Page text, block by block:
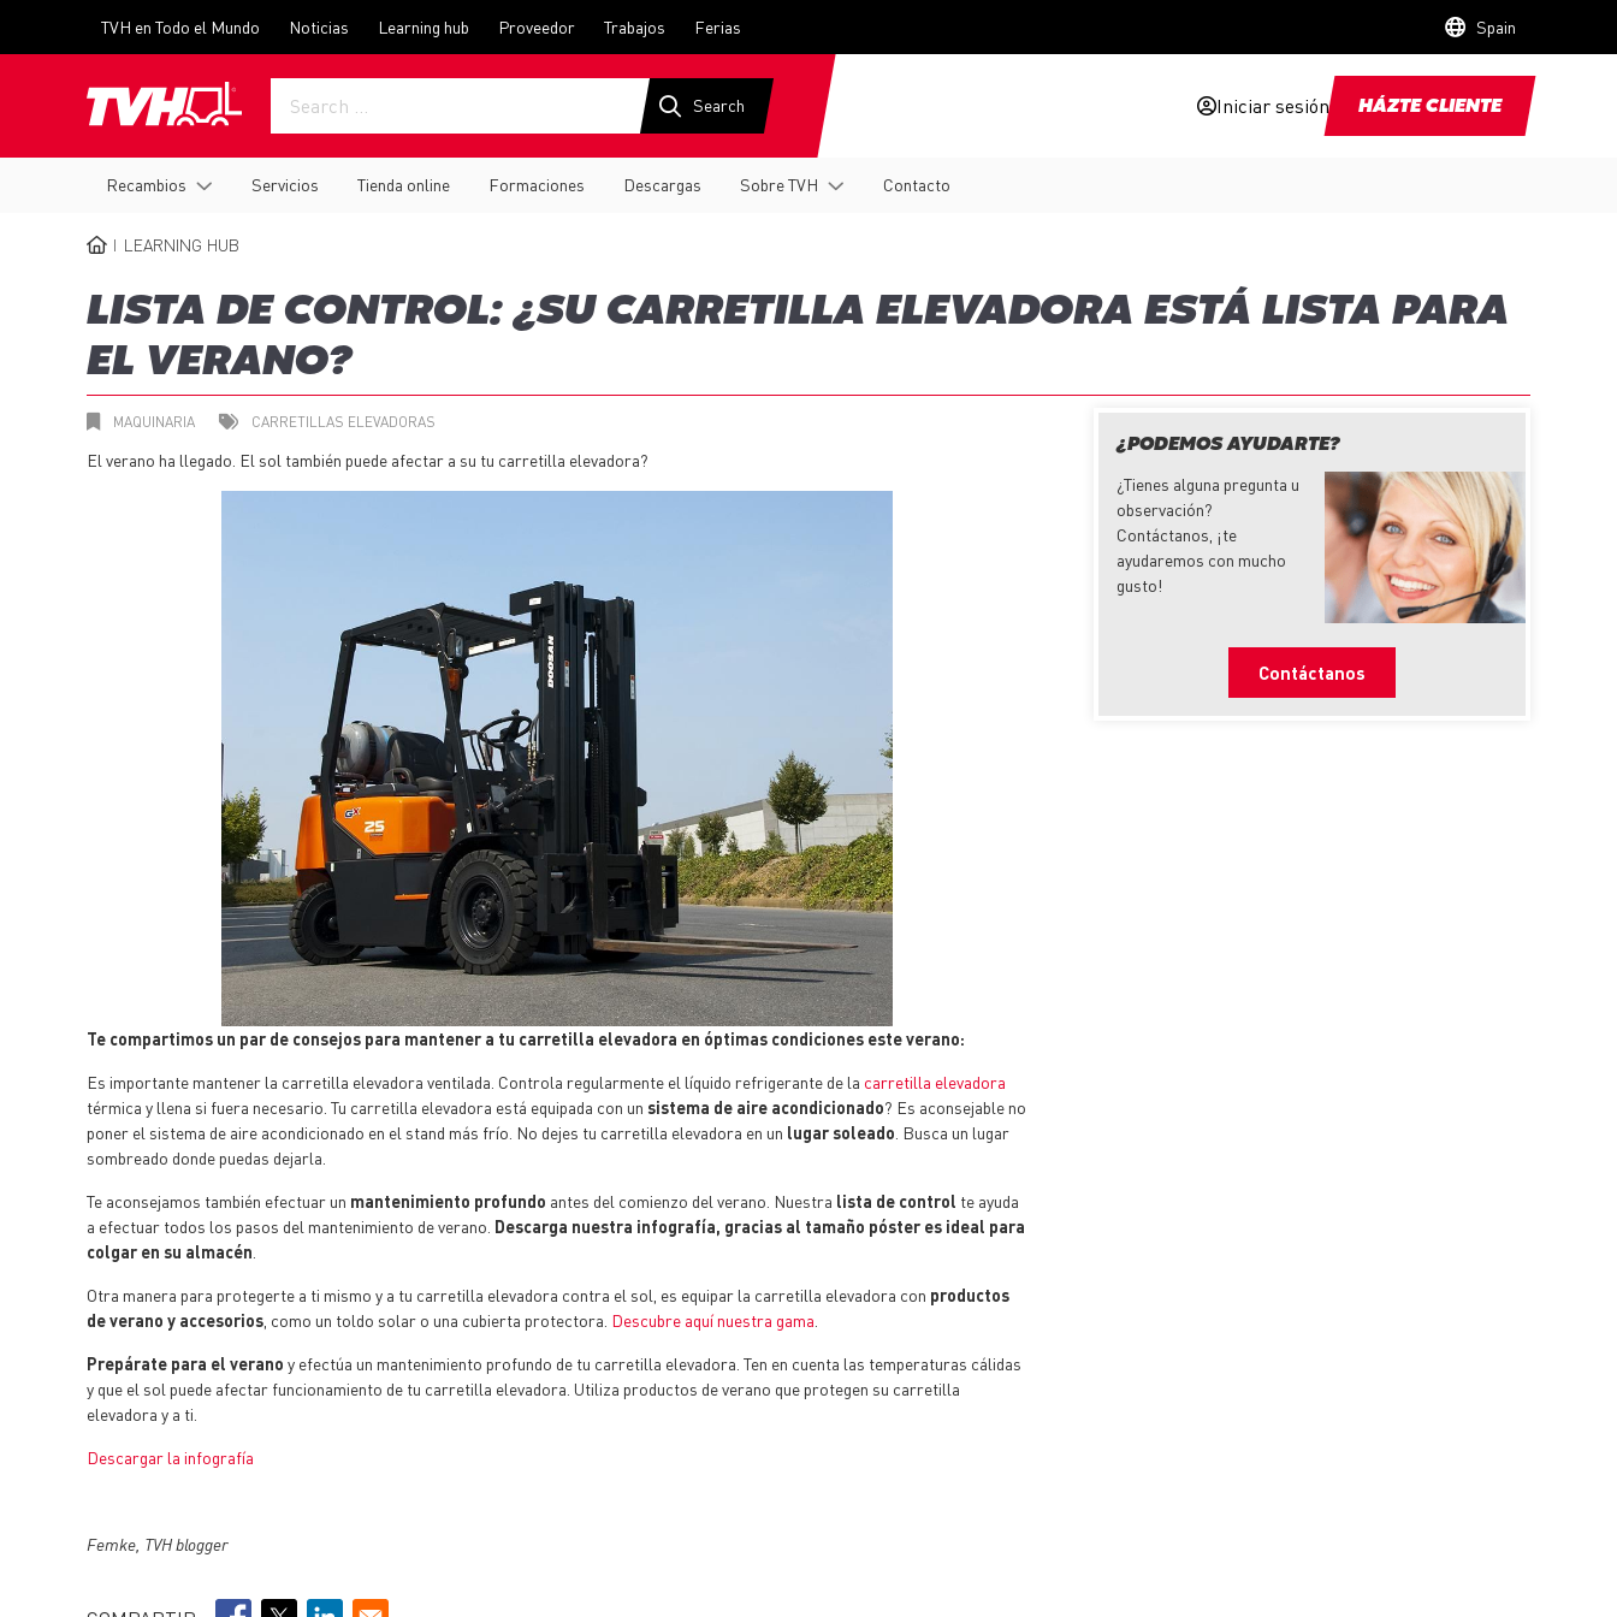
menu
TVH en Todo el Mundo Noticias Learning hub Proveedor Trabajos Ferias Spain
Iniciar sesión HÁZTE CLIENTE
navigation
Recambios Servicios Tienda online Formaciones Descargas Sobre TVH Contacto
LEARNING HUB
LISTA DE CONTROL: ¿SU CARRETILLA ELEVADORA ESTÁ LISTA PARA
EL VERANO?
MAQUINARIA CARRETILLAS ELEVADORAS
El verano ha llegado. El sol también puede afectar a su tu carretilla elevadora?
Te compartimos un par de consejos para mantener a tu carretilla elevadora en óptimas condiciones este verano:
Es importante mantener la carretilla elevadora ventilada. Controla regularmente el líquido refrigerante de la carretilla elevadora
térmica y llena si fuera necesario. Tu carretilla elevadora está equipada con un sistema de aire acondicionado? Es aconsejable no
poner el sistema de aire acondicionado en el stand más frío. No dejes tu carretilla elevadora en un lugar soleado . Busca un lugar
sombreado donde puedas dejarla.
Te aconsejamos también efectuar un mantenimiento profundo antes del comienzo del verano. Nuestra lista de control te ayuda
a efectuar todos los pasos del mantenimiento de verano. Descarga nuestra infografía, gracias al tamaño póster es ideal para
colgar en su almacén
Otra manera para protegerte a ti mismo y a tu carretilla elevadora contra el sol, es equipar la carretilla elevadora con productos
de verano y accesorios , como un toldo solar o una cubierta protectora. Descubre aquí nuestra gama
Prepárate para el verano y efectúa un mantenimiento profundo de tu carretilla elevadora. Ten en cuenta las temperaturas cálidas
y que el sol puede afectar funcionamiento de tu carretilla elevadora. Utiliza productos de verano que protegen su carretilla
elevadora y a ti.
Descargar la infografía
Femke, TVH blogger
¿PODEMOS AYUDARTE?
¿Tienes alguna pregunta u
observación?
Contáctanos, ¡te
ayudaremos con mucho
gusto!
Contáctanos